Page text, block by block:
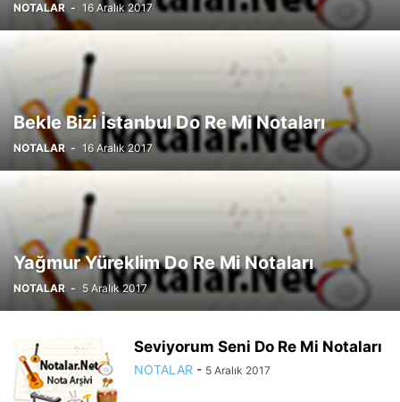
NOTALAR - 16 Aralık 2017
Bekle Bizi İstanbul Do Re Mi Notaları
NOTALAR - 16 Aralık 2017
Yağmur Yüreklim Do Re Mi Notaları
NOTALAR - 5 Aralık 2017
Seviyorum Seni Do Re Mi Notaları
NOTALAR - 5 Aralık 2017